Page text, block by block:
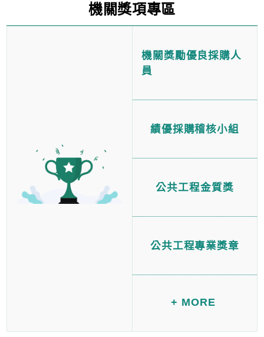
機關獎項專區
機關獎勵優良採購人
員
績優採購稽核小組
公共工程金質獎
公共工程專業獎章
+ MORE